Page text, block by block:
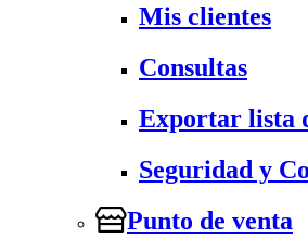
Mis clientes
Consultas
Exportar lista
Seguridad y
Punto de venta